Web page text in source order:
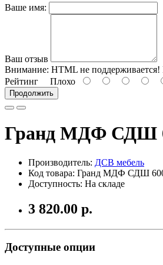
Ваше имя:
Ваш отзыв
Внимание: HTML не
Рейтинг Плохо
Продолжить
Гранд МДФ СДШ
Производитель: ДСВ мебель
Код товара: Гранд МДФ СДШ
Доступность: На складе
3 820.00 р.
Доступные опции